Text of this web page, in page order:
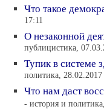
Что такое
17:11
О незаконной
публицистика,
Тупик в системе
политика,
Что нам даст
- история и